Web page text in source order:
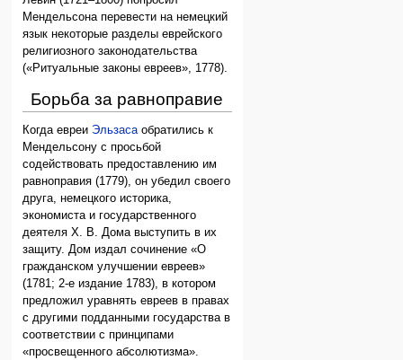
Мендельсона перевести на немецкий
язык некоторые разделы еврейского
религиозного законодательства
(«Ритуальные законы евреев», 1778).
Борьба за равноправие
Когда евреи Эльзасаобратились к
Мендельсону с просьбой
содействовать предоставлению им
равноправия (1779), он убедил своего
друга, немецкого историка,
экономиста и государственного
деятеля Х. В. Дома выступить в их
защиту. Дом издал сочинение «О
гражданском улучшении евреев»
(1781; 2-е издание 1783), в котором
предложил уравнять евреев в правах
с другими подданными государства в
соответствии с принципами
«просвещенного абсолютизма».